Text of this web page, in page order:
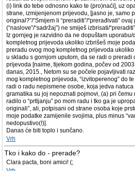
(i) link do tebe odnosno kako te (pro)naći], uz
strane, izmijenjenom prijevodu, [jasno je, samo
original?”/“Smijem li “preraditi”/“prerađivati” ovaj
(“naslove”/“sadržaj”) ne smiješ izbrisati/
Iz gornjeg je razvidno da ne dopuštam uporabu/
kompletnog prijevoda ukoliko izbrišeš moje
preradu ovog mog kompletnog prijevoda
u skladu s gornjom uputom, da se radi o preradi
prijevoda [naime, tijekom godina, počev od
danas, 2015., Netom su se počele pojavljivati
mog kompletnog prijevoda, “izvitoperenog” do
radi o radu nepismene osobe, koja jedva
gramatika su joj nepoznati pojmovi, (a) pri
radilo o “prtljanju” po mom radu i tko ga je
originali”, ali, potpisani od strane osoba koje
moje podatke zamijenile svojima, plus minus
nedopustivo(!)].
Danas će biti toplo i sunčano.
Vrh
Tko i kako do - prerade?
Clara pacta, boni amici! (;